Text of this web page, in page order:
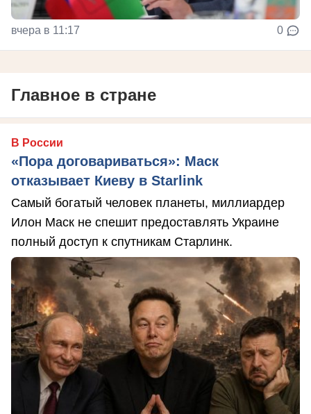
вчера в 11:17 0
Главное в стране
В России
«Пора договариваться»: Маск
отказывает Киеву в Starlink
Самый богатый человек планеты, миллиардер
Илон Маск не спешит предоставлять Украине
полный доступ к спутникам Старлинк.